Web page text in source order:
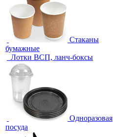
Стаканы
бумажные
Лотки ВСП, ланч-боксы
Одноразовая
посуда